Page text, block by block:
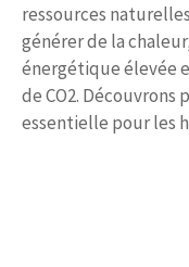
ressources
générer de la
énergétique élevée
de CO2.
essentielle pour les